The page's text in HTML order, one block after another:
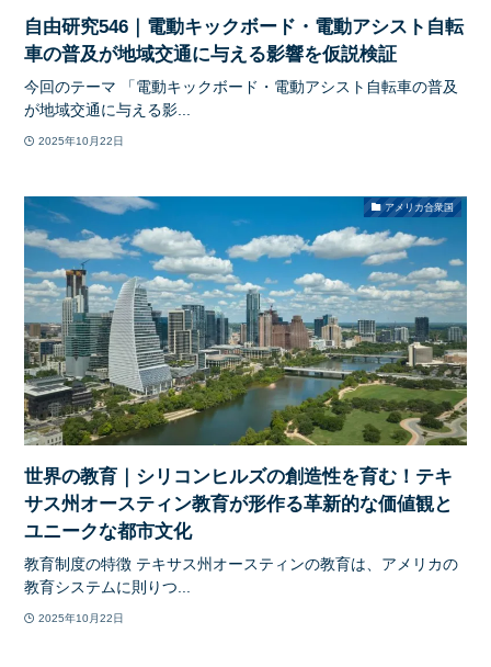
自由研究546｜電動キックボード・電動アシスト自転
車の普及が地域交通に与える影響を仮説検証
今回のテーマ 「電動キックボード・電動アシスト自転車の普及
が地域交通に与える影...
2025年10月22日
アメリカ合衆国
世界の教育｜シリコンヒルズの創造性を育む！テキ
サス州オースティン教育が形作る革新的な価値観と
ユニークな都市文化
教育制度の特徴 テキサス州オースティンの教育は、アメリカの
教育システムに則りつ...
2025年10月22日